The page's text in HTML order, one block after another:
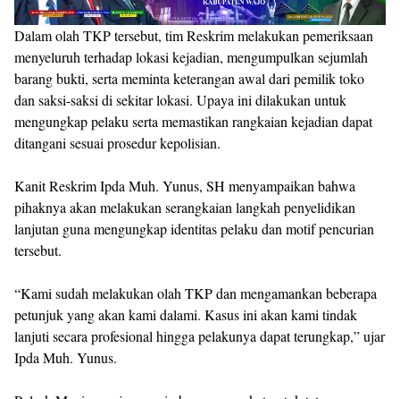
Dalam olah TKP tersebut, tim Reskrim melakukan pemeriksaan
menyeluruh terhadap lokasi kejadian, mengumpulkan sejumlah
barang bukti, serta meminta keterangan awal dari pemilik toko
dan saksi-saksi di sekitar lokasi. Upaya ini dilakukan untuk
mengungkap pelaku serta memastikan rangkaian kejadian dapat
ditangani sesuai prosedur kepolisian.
Kanit Reskrim Ipda Muh. Yunus, SH menyampaikan bahwa
pihaknya akan melakukan serangkaian langkah penyelidikan
lanjutan guna mengungkap identitas pelaku dan motif pencurian
tersebut.
“Kami sudah melakukan olah TKP dan mengamankan beberapa
petunjuk yang akan kami dalami. Kasus ini akan kami tindak
lanjuti secara profesional hingga pelakunya dapat terungkap,” ujar
Ipda Muh. Yunus.